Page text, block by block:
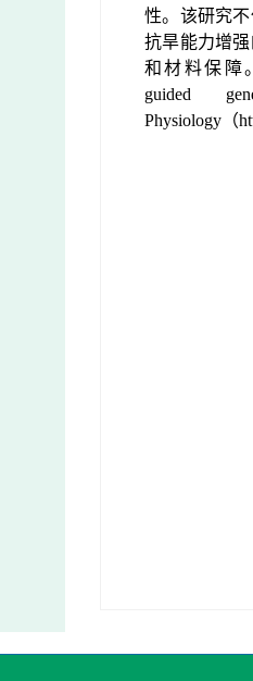
性。该研究
抗旱能力增
和材料保障
guided
Physiology （